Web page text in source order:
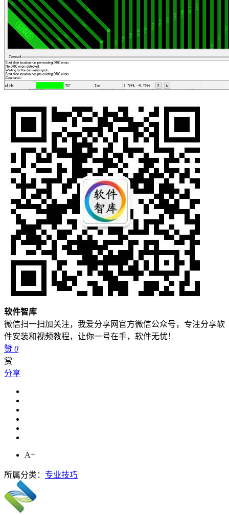
软件智库
微信扫一扫加关注，我爱分享网官方微信公众号，专注分享软
件安装和视频教程，让你一号在手，软件无忧！
赞 0
赏
分享
A+
所属分类： 专业技巧